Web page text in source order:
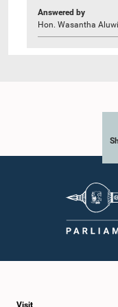
Answered by
Hon. Wasantha
Visit